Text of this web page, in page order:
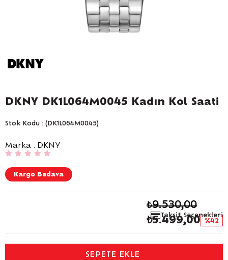
DKNY DK1L064M0045 Kadın Kol Saati
Stok Kodu (DK1L064M0045)
Marka : DKNY
Kargo Bedava
Taksit Seçenekleri
42
₺9.530,00
₺5.499,00